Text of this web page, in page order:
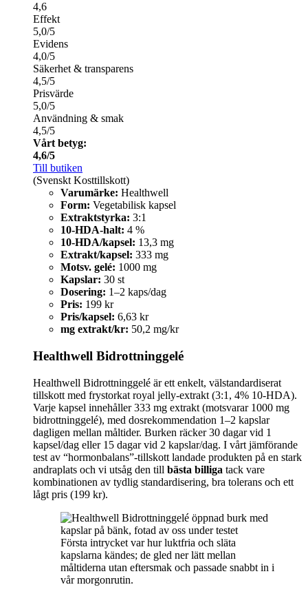
4,6
Effekt
5,0/5
Evidens
4,0/5
Säkerhet & transparens
4,5/5
Prisvärde
5,0/5
Användning & smak
4,5/5
Vårt betyg:
4,6/5
Till butiken
(Svenskt Kosttillskott)
Varumärke: Healthwell
Form: Vegetabilisk kapsel
Extraktstyrka: 3:1
10-HDA-halt: 4 %
10-HDA/kapsel: 13,3 mg
Extrakt/kapsel: 333 mg
Motsv. gelé: 1000 mg
Kapslar: 30 st
Dosering: 1–2 kaps/dag
Pris: 199 kr
Pris/kapsel: 6,63 kr
mg extrakt/kr: 50,2 mg/kr
Healthwell Bidrottninggelé
Healthwell Bidrottninggelé är ett enkelt, välstandardiserat
tillskott med frystorkat royal jelly-extrakt (3:1, 4% 10-HDA).
Varje kapsel innehåller 333 mg extrakt (motsvarar 1000 mg
bidrottninggelé), med dosrekommendation 1–2 kapslar
dagligen mellan måltider. Burken räcker 30 dagar vid 1
kapsel/dag eller 15 dagar vid 2 kapslar/dag. I vårt jämförande
test av “hormonbalans”-tillskott landade produkten på en stark
andraplats och vi utsåg den till bästa billiga tack vare
kombinationen av tydlig standardisering, bra tolerans och ett
lågt pris (199 kr).
Första intrycket var hur luktfria och släta
kapslarna kändes; de gled ner lätt mellan
måltiderna utan eftersmak och passade snabbt in i
vår morgonrutin.